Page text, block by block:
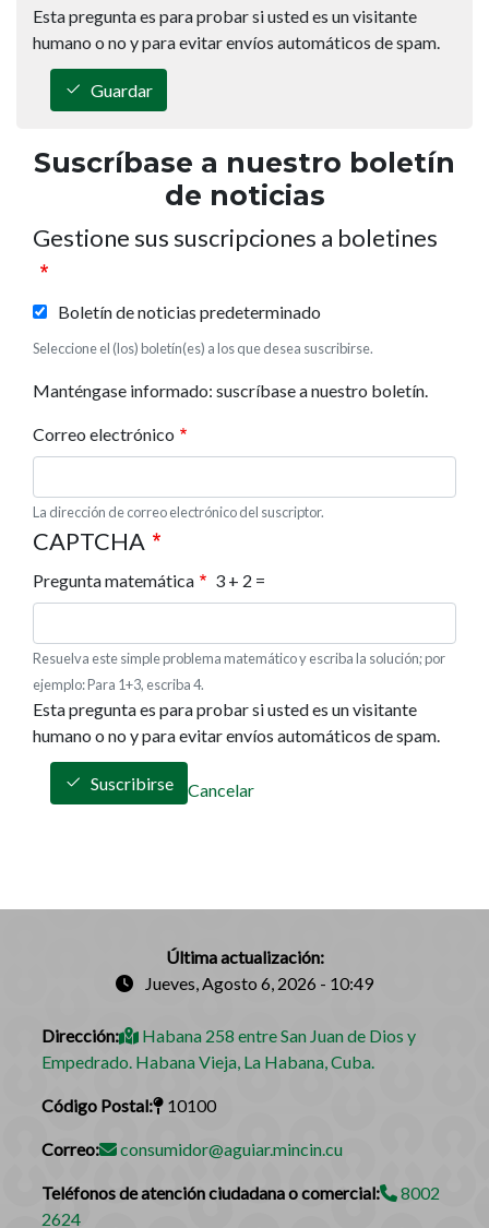
Esta pregunta es para probar si usted es un visitante
humano o no y para evitar envíos automáticos de spam.
Guardar
Suscríbase a nuestro boletín
de noticias
Gestione sus suscripciones a boletines
Boletín de noticias predeterminado
Seleccione el (los) boletín(es) a los que desea suscribirse.
Manténgase informado: suscríbase a nuestro boletín.
Correo electrónico
La dirección de correo electrónico del suscriptor.
CAPTCHA
Pregunta matemática 3 + 2 =
Resuelva este simple problema matemático y escriba la solución; por
ejemplo: Para 1+3, escriba 4.
Esta pregunta es para probar si usted es un visitante
humano o no y para evitar envíos automáticos de spam.
Suscribirse Cancelar
Última actualización:
Jueves, Agosto 6, 2026 - 10:49
Dirección:
Habana 258 entre San Juan de Dios y
Empedrado. Habana Vieja, La Habana, Cuba.
Código Postal: 10100
Correo: consumidor@aguiar.mincin.cu
Teléfonos de atención ciudadana o comercial:
8002
2624